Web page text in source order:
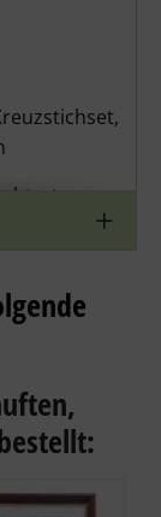
Marken und
wird